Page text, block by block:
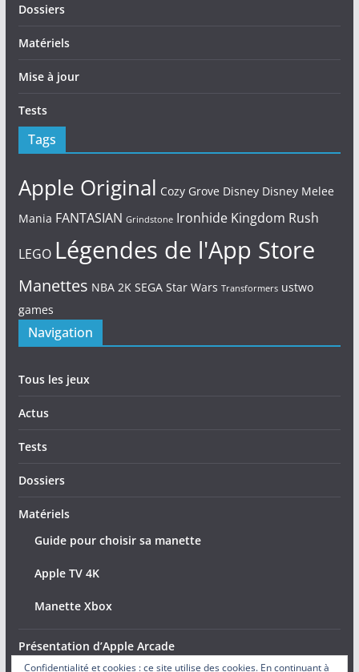
Confidentialité et cookies : ce site utilise des cookies. En continuant à
Dossiers
Matériels
Mise à jour
Tests
Tags
Apple Original Cozy Grove Disney Disney Melee
Mania FANTASIAN Grindstone Ironhide Kingdom Rush
LEGO Légendes de l'App Store
Manettes NBA 2K SEGA Star Wars Transformers ustwo
games
Navigation
Tous les jeux
Actus
Tests
Dossiers
Matériels
Guide pour choisir sa manette
Apple TV 4K
Manette Xbox
Présentation d’Apple Arcade